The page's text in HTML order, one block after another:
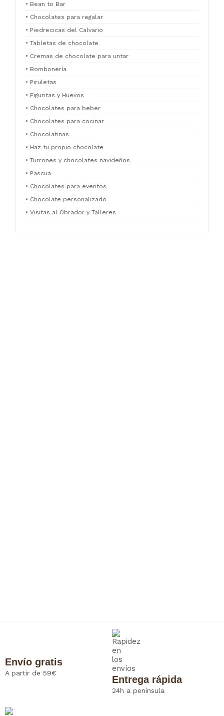
• Bean to Bar
• Chocolates para regalar
• Piedrecicas del Calvario
• Tabletas de chocolate
• Cremas de chocolate para untar
• Bombonería
• Piruletas
• Figuritas y Huevos
• Chocolates para beber
• Chocolates para cocinar
• Chocolatinas
• Haz tu propio chocolate
• Turrones y chocolates navideños
• Pascua
• Chocolates para eventos
• Chocolate personalizado
• Visitas al Obrador y Talleres
Envío gratis
A partir de 59€
Entrega rápida
24h a península